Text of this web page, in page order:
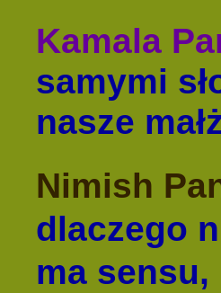
Kamala
samymi
nasze
Nimish
dlaczego
ma sensu,